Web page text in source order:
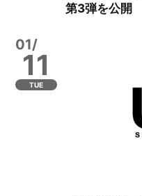
第3弾を公開
01/
11
TUE